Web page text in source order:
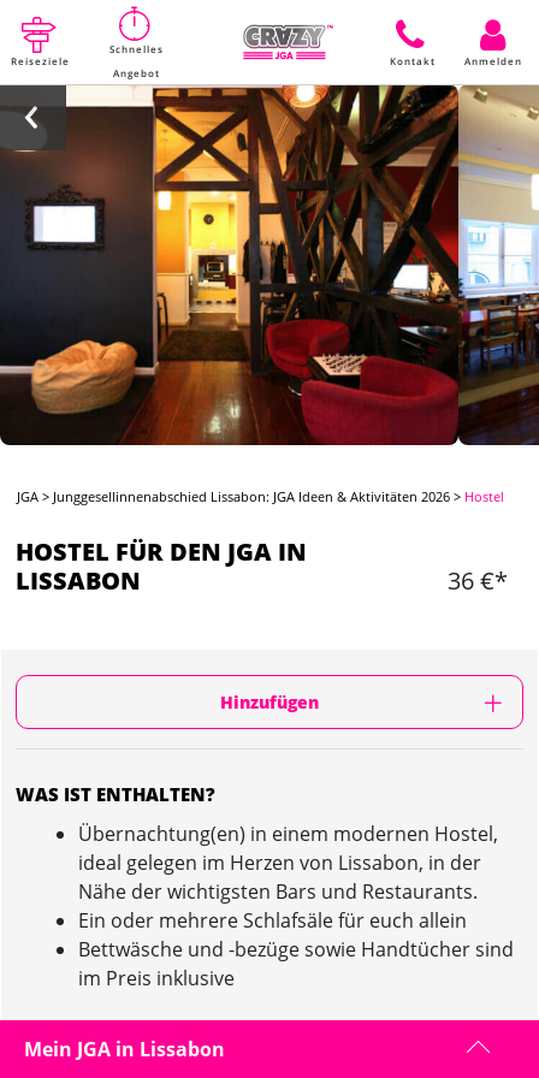
Reiseziele
Schnelles
Angebot
Kontakt Anmelden
JGA > Junggesellinnenabschied Lissabon: JGA Ideen & Aktivitäten 2026 > Hostel
HOSTEL FÜR DEN JGA IN
LISSABON
36 €*
Hinzufügen
WAS IST ENTHALTEN?
Übernachtung(en) in einem modernen Hostel,
ideal gelegen im Herzen von Lissabon, in der
Nähe der wichtigsten Bars und Restaurants.
Ein oder mehrere Schlafsäle für euch allein
Bettwäsche und -bezüge sowie Handtücher sind
im Preis inklusive
Mein JGA in Lissabon